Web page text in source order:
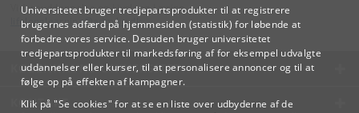
Universitetet bruger tredjepartsprodukter til at registrere
brugernes adfærd på hjemmesiden (statistik) for løbende at
forbedre vores service. Desuden bruger universitetet
tredjepartsprodukter til markedsføring af for eksempel udvalgte
uddannelser eller kurser, til at personalisere annoncer og til at
følge op på effekten af kampagner.
Klik på "Se cookies" for at se en liste over udbyderne af de
Videreuddannelse og Livslang Læring
lifelonglearning@adm.ku.dk
KØBENHAVNS UNIVERSITET
KONTAKT